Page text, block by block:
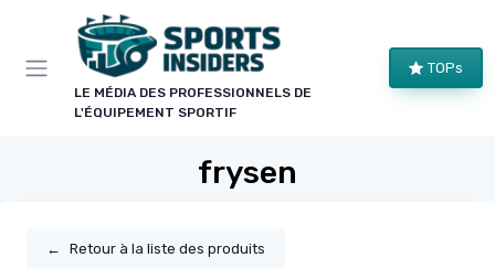
LE MÉDIA DES PROFESSIONNELS DE
L'ÉQUIPEMENT SPORTIF
TOPs
frysen
← Retour à la liste des produits
Panneau de gestion des cookies